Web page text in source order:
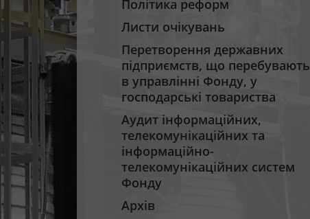
Політика реформ
Листи очікувань
Перетворення державних
підприємств, що перебувають
в управлінні Фонду, у
господарські товариства
Аудит інформаційних,
телекомунікаційних та
інформаційно-
телекомунікаційних систем
Фонду
Архів